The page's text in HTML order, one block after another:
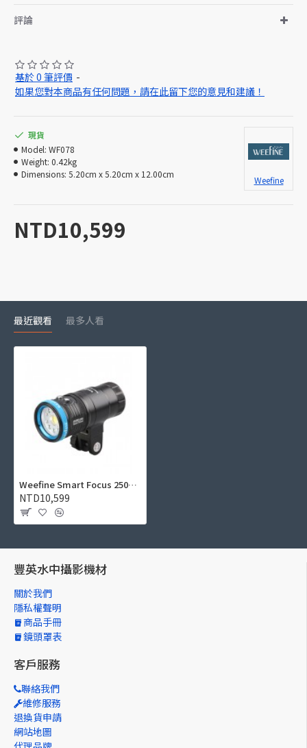
評論
基於 0 筆評價 -
如果您對本商品有任何問題，請在此留下您的意見和建議！
NTD10,599
現貨
Model: WF078
Weight: 0.42kg
Dimensions: 5.20cm x 5.20cm x 12.00cm
Weefine
最近觀看 最多人看
Weefine Smart Focus 2500 流明攝影燈 (散光/紅色/UV光)
NTD10,599
豐英水中攝影機材
關於我們
隱私權聲明
商品手冊
鏡頭罩表
客戶服務
聯絡我們
維修服務
退換貨申請
網站地圖